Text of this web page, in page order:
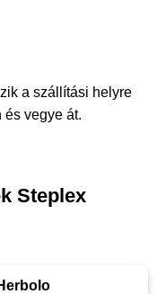
a szállítási helyre
és vegye át.
Steplex